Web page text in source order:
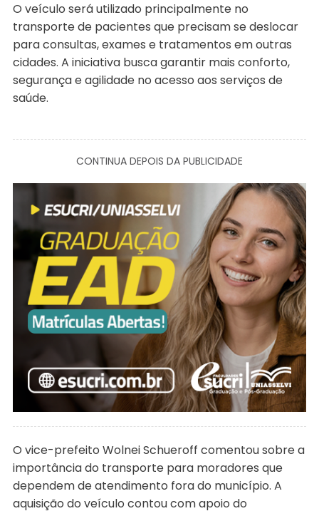
O veículo será utilizado principalmente no
transporte de pacientes que precisam se deslocar
para consultas, exames e tratamentos em outras
cidades. A iniciativa busca garantir mais conforto,
segurança e agilidade no acesso aos serviços de
saúde.
CONTINUA DEPOIS DA PUBLICIDADE
O vice-prefeito Wolnei Schueroff comentou sobre a
importância do transporte para moradores que
dependem de atendimento fora do município. A
aquisição do veículo contou com apoio do